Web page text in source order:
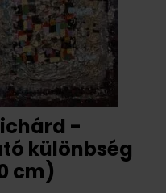
-
különbség
cm)